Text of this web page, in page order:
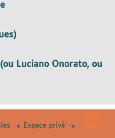
Luciano Onorato, ou
Espace privé